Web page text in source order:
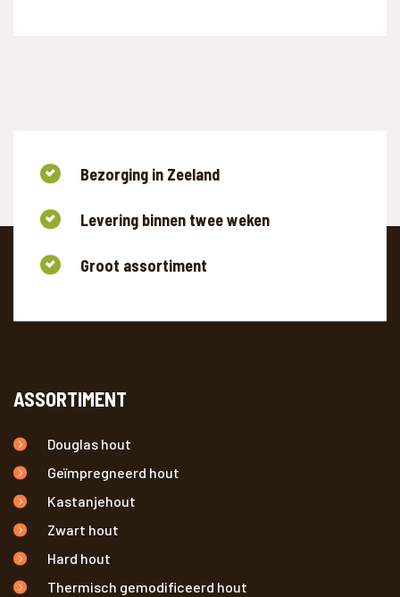
Bezorging in Zeeland
Levering binnen twee weken
Groot assortiment
ASSORTIMENT
Douglas hout
Geïmpregneerd hout
Kastanjehout
Zwart hout
Hard hout
Thermisch gemodificeerd hout